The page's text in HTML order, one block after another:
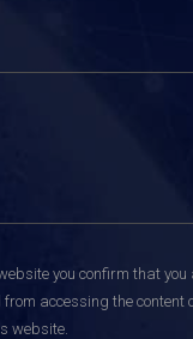
you confirm that
accessing the
website.